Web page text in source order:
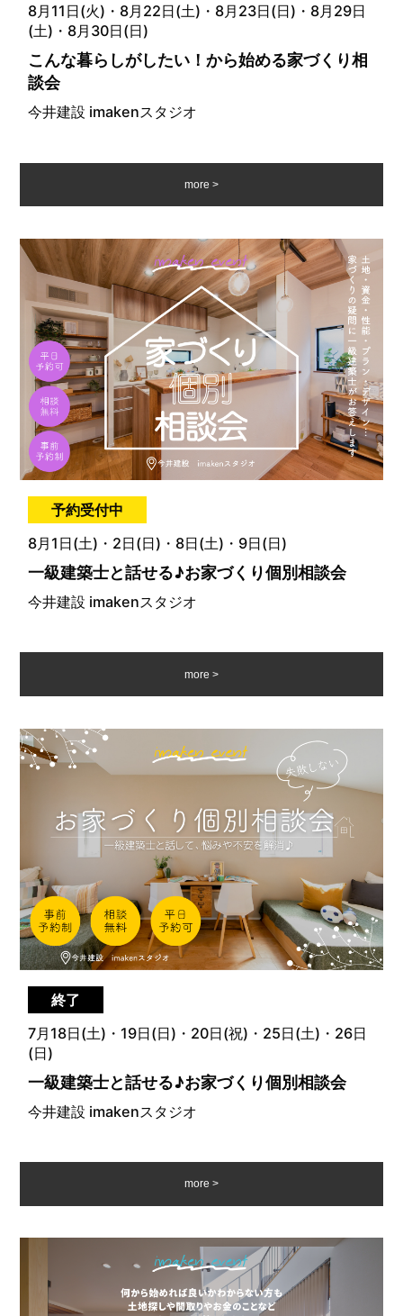
8月11日(火)・8月22日(土)・8月23日(日)・8月29日
(土)・8月30日(日)
こんな暮らしがしたい！から始める家づくり相
談会
今井建設 imakenスタジオ
more
予約受付中
8月1日(土)・2日(日)・8日(土)・9日(日)
一級建築士と話せる♪お家づくり個別相談会
今井建設 imakenスタジオ
more
終了
7月18日(土)・19日(日)・20日(祝)・25日(土)・26日
(日)
一級建築士と話せる♪お家づくり個別相談会
今井建設 imakenスタジオ
more